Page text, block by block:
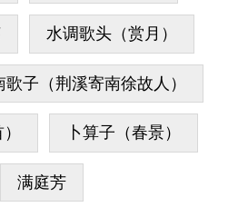
水调歌头（赏月）
歌子（荆溪寄南徐故人）
卜算子（春景）
满庭芳